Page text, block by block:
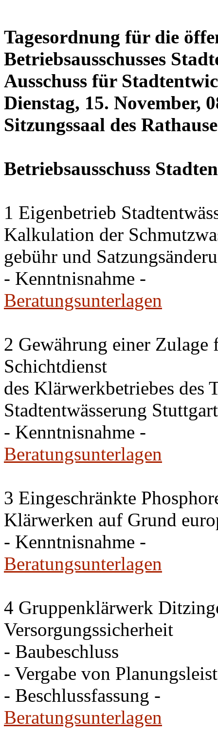
Tagesordnung für die
Betriebsausschusses
Ausschuss für
Dienstag, 15. November,
Sitzungssaal des
Betriebsausschuss
1 Eigenbetrieb
Kalkulation der
gebühr und
- Kenntnisnahme -
Beratungsunterlagen
2 Gewährung einer
Schichtdienst
des Klärwerkbetriebes des
Stadtentwässerung Stuttgart
- Kenntnisnahme -
Beratungsunterlagen
3 Eingeschränkte
Klärwerken auf Grund
- Kenntnisnahme -
Beratungsunterlagen
4 Gruppenklärwerk
Versorgungssicherheit
- Baubeschluss
- Vergabe von
- Beschlussfassung -
Beratungsunterlagen